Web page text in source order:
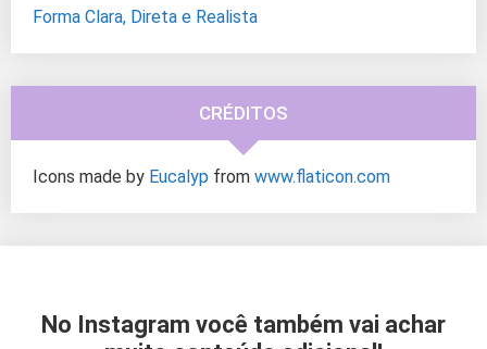
Forma Clara, Direta e Realista
CRÉDITOS
Icons made by Eucalyp from www.flaticon.com
No Instagram você também vai achar